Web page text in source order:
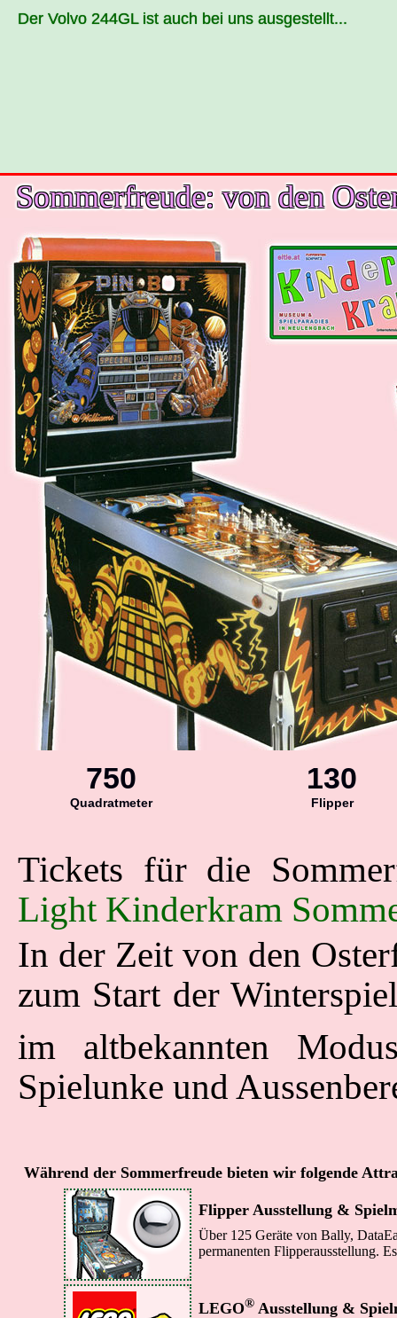
Der Volvo 244GL ist auch bei uns ausgestellt...
Sommerfreude: von den
750
Quadratmeter
130
Flipper
Tickets für die
Light Kinderkram
In der Zeit von den
zum Start der
im altbekannten
Spielunke und
Während der Sommerfreude bieten wir folgende
Flipper Ausstellung &
Über 125 Geräte von Bally,
permanenten Flipperausstellung.
LEGO® Ausstellung &